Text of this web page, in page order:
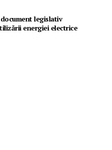
legislativ
energiei electrice